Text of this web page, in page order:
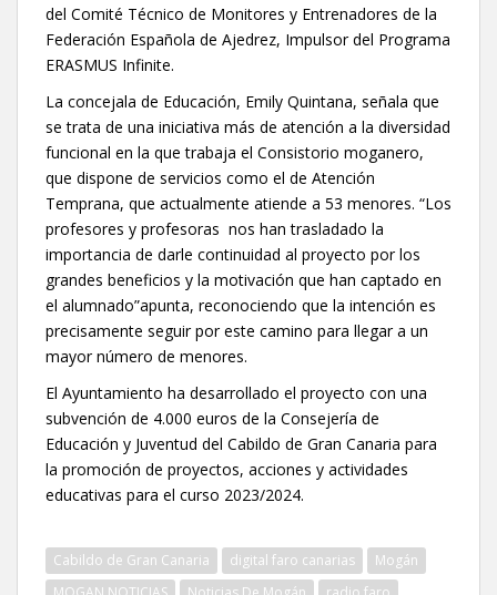
del Comité Técnico de Monitores y Entrenadores de la
Federación Española de Ajedrez, Impulsor del Programa
ERASMUS Infinite.
La concejala de Educación, Emily Quintana, señala que
se trata de una iniciativa más de atención a la diversidad
funcional en la que trabaja el Consistorio moganero,
que dispone de servicios como el de Atención
Temprana, que actualmente atiende a 53 menores. “Los
profesores y profesoras nos han trasladado la
importancia de darle continuidad al proyecto por los
grandes beneficios y la motivación que han captado en
el alumnado”apunta, reconociendo que la intención es
precisamente seguir por este camino para llegar a un
mayor número de menores.
El Ayuntamiento ha desarrollado el proyecto con una
subvención de 4.000 euros de la Consejería de
Educación y Juventud del Cabildo de Gran Canaria para
la promoción de proyectos, acciones y actividades
educativas para el curso 2023/2024.
Cabildo de Gran Canaria digital faro canarias
Mogán